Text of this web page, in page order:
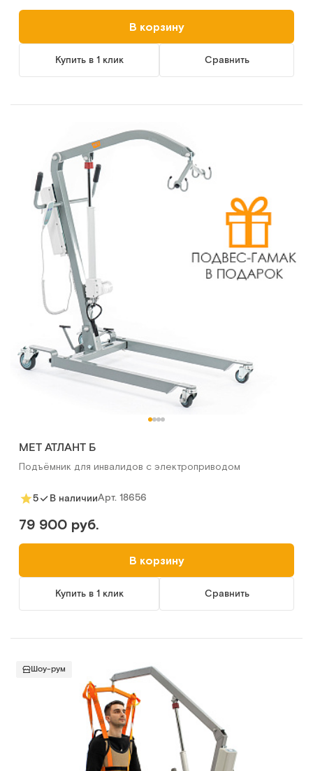
В корзину
Купить в 1 клик Сравнить
MET АТЛАНТ Б
Подъёмник для инвалидов с электроприводом
5 В наличииАрт. 18656
79 900 руб.
В корзину
Купить в 1 клик Сравнить
Шоу-рум